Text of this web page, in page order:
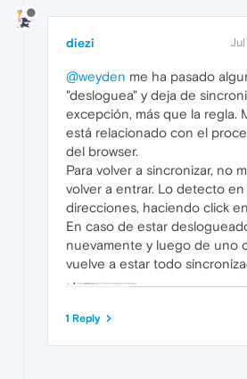
diezi
@weyden me ha pasado
"desloguea" y deja de
excepción, más que la regla.
está relacionado con el
del browser.
Para volver a sincronizar, no
volver a entrar. Lo detecto en
direcciones, haciendo click
En caso de estar
nuevamente y luego de uno
vuelve a estar todo
1 Reply